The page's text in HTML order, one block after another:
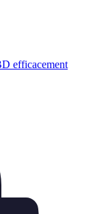
efficacement